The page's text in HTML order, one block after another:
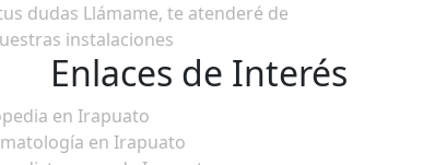
dudas Llámame, te atenderé de
instalaciones
Enlaces de Interés
en Irapuato
en Irapuato